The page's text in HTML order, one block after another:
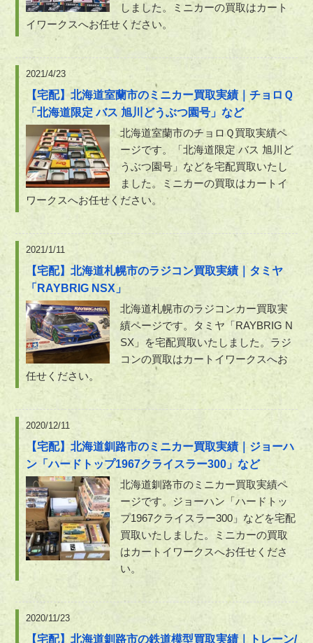
しました。ミニカーの買取はカート
イワークスへお任せください。
2021/4/23
【宅配】北海道室蘭市のミニカー買取実績｜チョロＱ
「北海道限定 バス 旭川どうぶつ園号」など
北海道室蘭市のチョロＱ買取実績ペ
ージです。「北海道限定 バス 旭川ど
うぶつ園号」などを宅配買取いたし
ました。ミニカーの買取はカートイ
ワークスへお任せください。
2021/1/11
【宅配】北海道札幌市のラジコン買取実績｜タミヤ
「RAYBRIG NSX」
北海道札幌市のラジコンカー買取実
績ページです。タミヤ「RAYBRIG N
SX」を宅配買取いたしました。ラジ
コンの買取はカートイワークスへお
任せください。
2020/12/11
【宅配】北海道釧路市のミニカー買取実績｜ジョーハ
ン「ハードトップ1967クライスラー300」など
北海道釧路市のミニカー買取実績ペ
ージです。ジョーハン「ハードトッ
プ1967クライスラー300」などを宅配
買取いたしました。ミニカーの買取
はカートイワークスへお任せくださ
い。
2020/11/23
【宅配】北海道釧路市の鉄道模型買取実績｜トレーン/